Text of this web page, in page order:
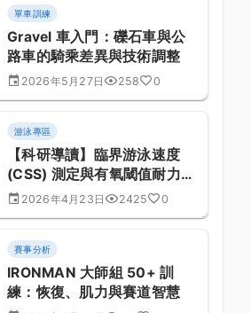
單車訓練
Gravel 車入門：礫石車與公
路車的騎乘差異與技術調整
2026年5月27日 258 0
游泳專區
【科研導讀】臨界游泳速度
(CSS) 測定與有氧閾值耐力開
發之最新文獻分析：臨床醫學
2026年4月23日 2425 0
賽事分析
IRONMAN 大師組 50+ 訓
練：恢復、肌力與賽道智慧